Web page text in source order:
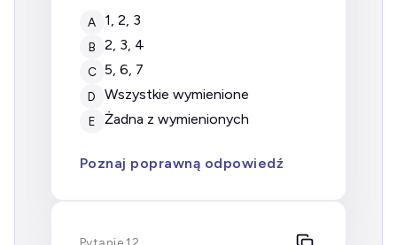
A 1, 2, 3
B 2, 3, 4
C 5, 6, 7
D wszystkie wymienione
E żadna z wymienionych
Poznaj poprawną odpowiedź